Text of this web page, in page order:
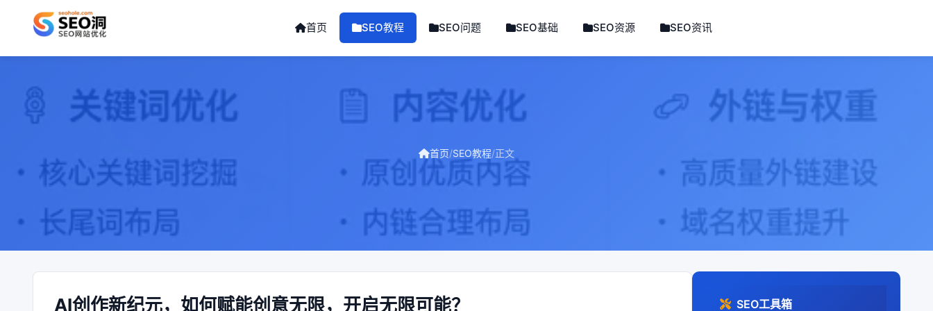
首页 SEO教程 SEO问题 SEO基础 SEO资源 SEO资讯
首页/SEO教程/正文
AI创作新纪元，如何赋能创意无限，开启无限可能？ SEO工具箱